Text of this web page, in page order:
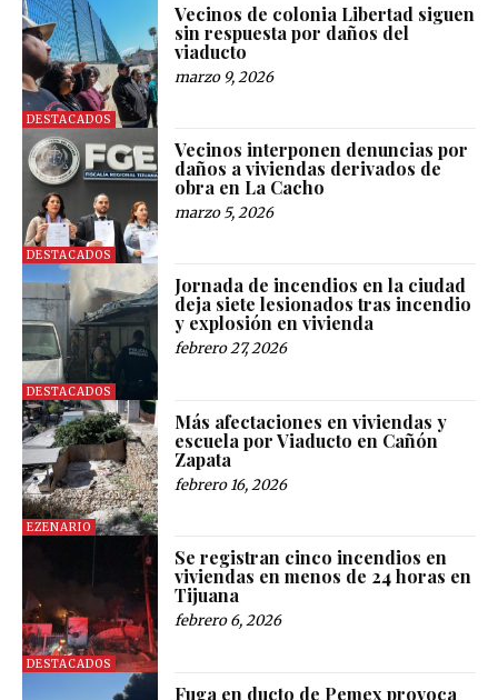
DESTACADOS
Vecinos de colonia Libertad siguen
sin respuesta por daños del
viaducto
marzo 9, 2026
DESTACADOS
Vecinos interponen denuncias por
daños a viviendas derivados de
obra en La Cacho
marzo 5, 2026
DESTACADOS
Jornada de incendios en la ciudad
deja siete lesionados tras incendio
y explosión en vivienda
febrero 27, 2026
EZENARIO
Más afectaciones en viviendas y
escuela por Viaducto en Cañón
Zapata
febrero 16, 2026
DESTACADOS
Se registran cinco incendios en
viviendas en menos de 24 horas en
Tijuana
febrero 6, 2026
Fuga en ducto de Pemex provoca